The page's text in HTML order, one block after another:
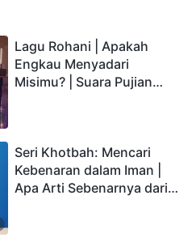
Lagu Rohani | Apakah
Engkau Menyadari
Misimu? | Suara Pujian
Seri Khotbah: Mencari
Kebenaran dalam Iman |
Apa Arti Sebenarnya dari